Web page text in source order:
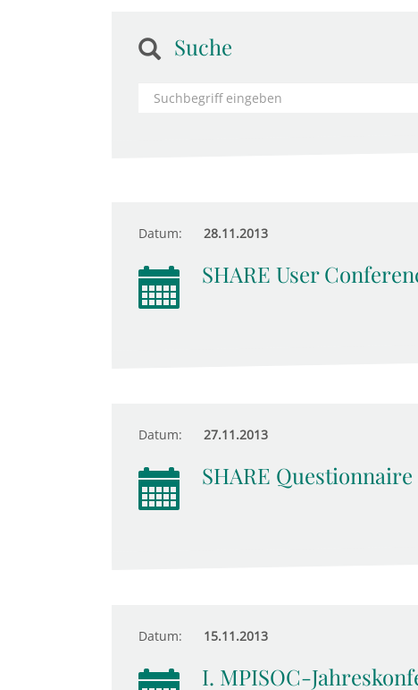
Suche
Datum: 28.11.2013
SHARE User
Datum: 27.11.2013
SHARE
Datum: 15.11.2013
I. MPISOC-